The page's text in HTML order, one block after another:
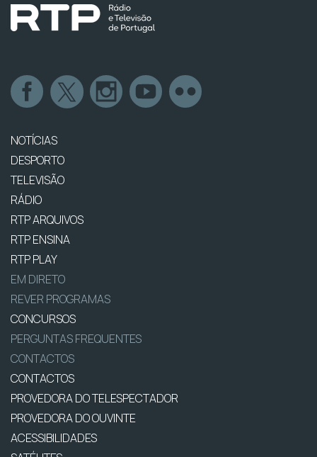
NOTÍCIAS
DESPORTO
TELEVISÃO
RÁDIO
RTP ARQUIVOS
RTP ENSINA
RTP PLAY
EM DIRETO
REVER PROGRAMAS
CONCURSOS
PERGUNTAS FREQUENTES
CONTACTOS
CONTACTOS
PROVEDORA DO TELESPECTADOR
PROVEDORA DO OUVINTE
ACESSIBILIDADES